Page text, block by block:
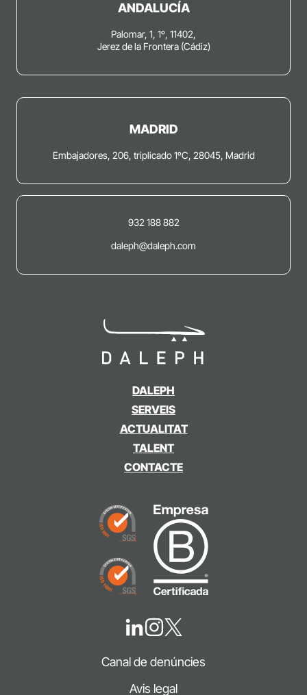
DALEPH
SERVEIS
ACTUALITAT
TALENT
CONTACTE
ANDALUCÍA
Palomar, 1, 1º, 11402,
Jerez de la Frontera (Cádiz)
MADRID
Embajadores, 206, triplicado 1ºC, 28045, Madrid
932 188 882
daleph@daleph.com
Canal de denúncies
Avis legal